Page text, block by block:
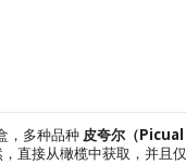
，多种品种 皮夸尔（
直接从橄榄中获取，并且仅